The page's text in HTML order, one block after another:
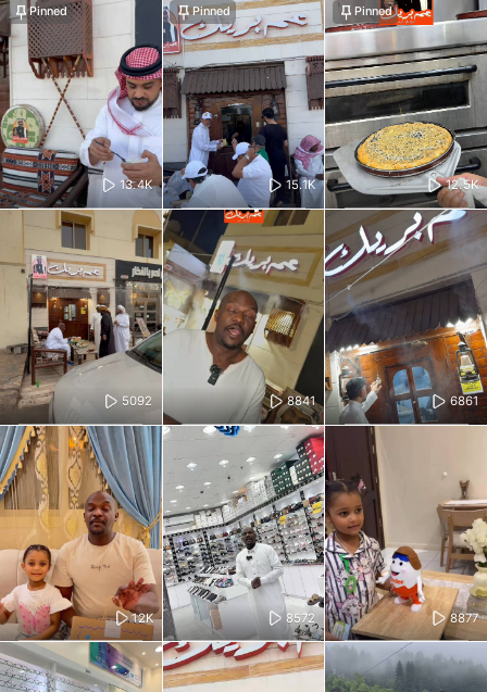
13.4K
Pinned
15.1K
Pinned
12.5K
Pinned
5092 8841 6861
12K 8572 8877